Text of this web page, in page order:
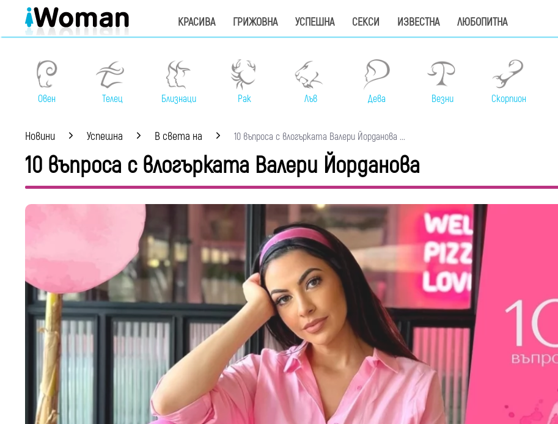
КРАСИВА ГРИЖОВНА УСПЕШНА СЕКСИ ИЗВЕСТНА ЛЮБОПИТНА
Овен Телец Близнаци Рак Лъв Дева Везни Скорпион
Новини Успешна В света на 10 въпроса с влогърката Валери Йорданова ...
10 въпроса с влогърката Валери Йорданова